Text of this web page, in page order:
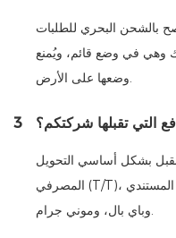
بالشحن البحري للطلبات
وهي في وضع قائم، ويُمنع
وضعها على الأرض.
3 التي تقبلها شركتكم؟
بشكل أساسي التحويل
المصرفي (T/T)، والاعتماد المستندي (L/C)، وويسترن يونيون،
وباي بال، وموني جرام.